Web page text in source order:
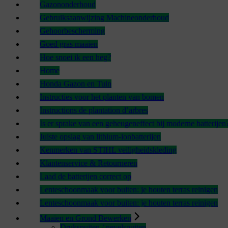
Gazononderhoud
Gebruiksaanwijzing Machineonderhoud
Gehoorbescherming
Goed gras maaien
Hoe snoei ik een heg?
Home
Honda Gazon en Tuin
Instructies voor het planten van bomen
Instructions de plantation d’arbres
Is er sprake van een geheugeneffect bij moderne
Juiste opslag van lithium-ionbatterijen
Kenmerken van STIHL veiligheidskleding
Klantenservice & Retourneren
Laad de batterijen correct op
Lenteschoonmaak voor buiten: je houten terras reinigen
Lenteschoonmaak voor buiten: je houten terras reinigen
Maaien en Grond Bewerken